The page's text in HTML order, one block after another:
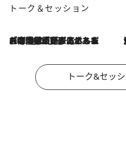
トーク＆セッション
2026.8.3
「今後値上げがあるとすれば…」「リスクがあるのは今年の冬」エネルギー専門家が語る、ホルムズ海峡封鎖が家庭にもたらす“ある心配” 「
トーク&セッ